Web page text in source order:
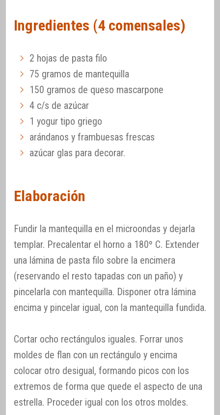
Ingredientes (4 comensales)
2 hojas de pasta filo
75 gramos de mantequilla
150 gramos de queso mascarpone
4 c/s de azúcar
1 yogur tipo griego
arándanos y frambuesas frescas
azúcar glas para decorar.
Elaboración
Fundir la mantequilla en el microondas y dejarla
templar. Precalentar el horno a 180º C. Extender
una lámina de pasta filo sobre la encimera
(reservando el resto tapadas con un paño) y
pincelarla con mantequilla. Disponer otra lámina
encima y pincelar igual, con la mantequilla fundida.
Cortar ocho rectángulos iguales. Forrar unos
moldes de flan con un rectángulo y encima
colocar otro desigual, formando picos con los
extremos de forma que quede el aspecto de una
estrella. Proceder igual con los otros moldes.